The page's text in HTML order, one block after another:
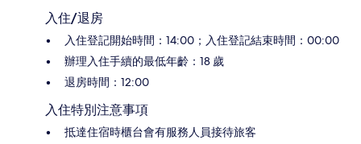
入住/退房
入住登記開始時間：14:00；入住登記結束時間：00:00
辦理入住手續的最低年齡：18 歲
退房時間：12:00
入住特別注意事項
抵達住宿時櫃台會有服務人員接待旅客